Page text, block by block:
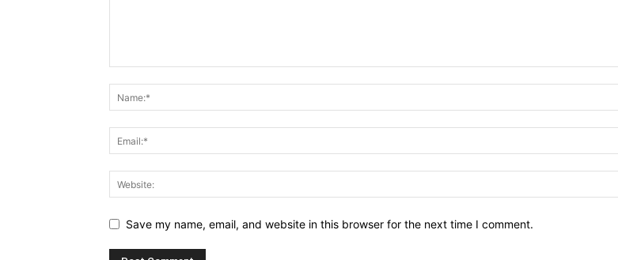
Save my name, email, and website in this browser for the next time I comment.